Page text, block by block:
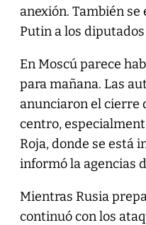
anexión. También
Putin a los
En Moscú parece
para mañana. Las
anunciaron el cierre
centro,
Roja, donde se está
informó la agencias
Mientras Rusia
continuó con los